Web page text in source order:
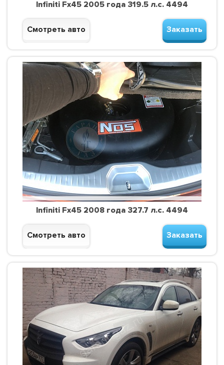
Infiniti Fx45 2005 года 319.5 л.с. 4494
Смотреть авто Заказать
Infiniti Fx45 2008 года 327.7 л.с. 4494
Смотреть авто Заказать